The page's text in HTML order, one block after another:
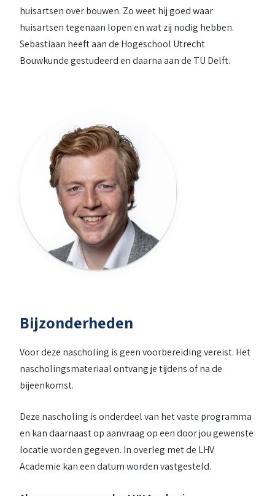
huisartsen over bouwen. Zo weet hij goed waar
huisartsen tegenaan lopen en wat zij nodig hebben.
Sebastiaan heeft aan de Hogeschool Utrecht
Bouwkunde gestudeerd en daarna aan de TU Delft.
Bijzonderheden
Voor deze nascholing is geen voorbereiding vereist. Het
nascholingsmateriaal ontvang je tijdens of na de
bijeenkomst.
Deze nascholing is onderdeel van het vaste programma
en kan daarnaast op aanvraag op een door jou gewenste
locatie worden gegeven. In overleg met de LHV
Academie kan een datum worden vastgesteld.